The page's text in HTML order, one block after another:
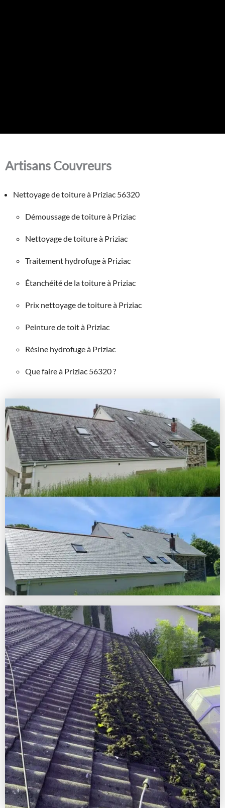
Artisans Couvreurs
Nettoyage de toiture à Priziac 56320
Démoussage de toiture à Priziac
Nettoyage de toiture à Priziac
Traitement hydrofuge à Priziac
Étanchéité de la toiture à Priziac
Prix nettoyage de toiture à Priziac
Peinture de toit à Priziac
Résine hydrofuge à Priziac
Que faire à Priziac 56320 ?